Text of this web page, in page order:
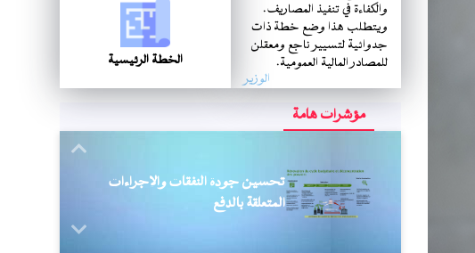
والكفاءة في تنفيذ المصاريف.
ويتطلب هذا وضع خطة ذات
جدوائية لتسيير ناجع ومعقلن
للمصادر المالية العمومية.
الوزير
الخطة الرئيسية
مؤشرات هامة
تحسين جودة النفقات والإجراءات
المتعلقة بالدفع
Previous
Next